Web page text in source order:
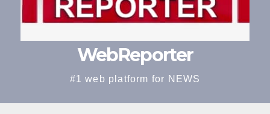
WebReporter
#1 web platform for NEWS